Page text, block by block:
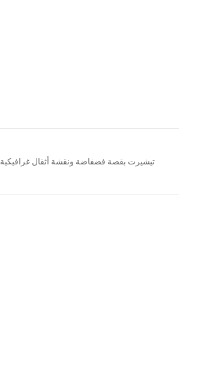
تيشيرت بقصة فضفاضة ونقشة أثقال غرافيكية